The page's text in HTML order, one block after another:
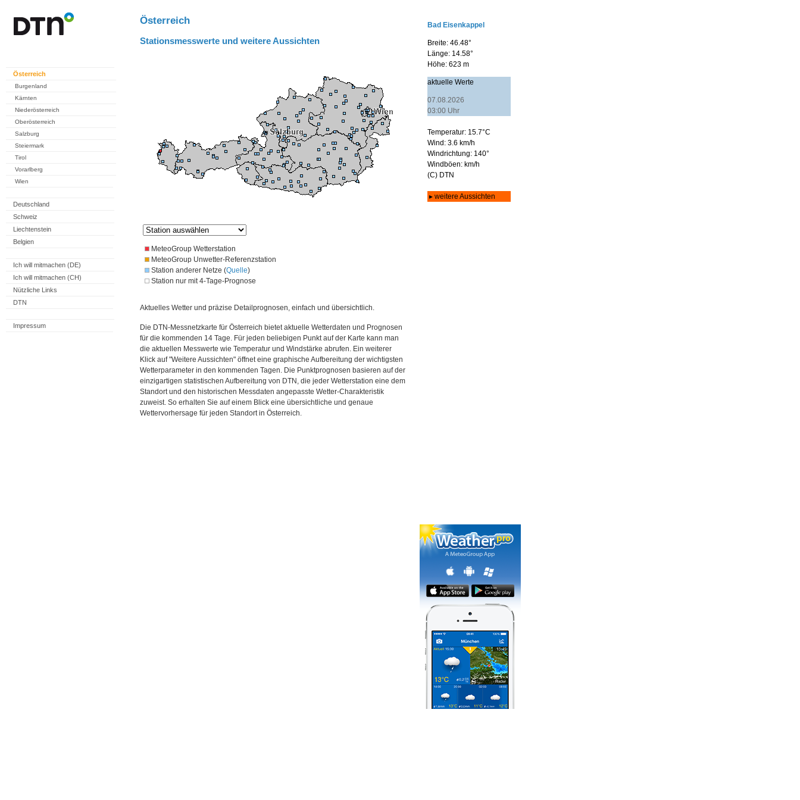
Österreich
Burgenland
Kärnten
Niederösterreich
Oberösterreich
Salzburg
Steiermark
Tirol
Vorarlberg
Wien
Deutschland
Schweiz
Liechtenstein
Belgien
Ich will mitmachen (DE)
Ich will mitmachen (CH)
Nützliche Links
DTN
Impressum
Österreich
Stationsmesswerte und weitere Aussichten
MeteoGroup Wetterstation
MeteoGroup Unwetter-Referenzstation
Station anderer Netze (Quelle)
Station nur mit 4-Tage-Prognose
Aktuelles Wetter und präzise Detailprognosen, einfach und übersichtlich.
Die DTN-Messnetzkarte für Österreich bietet aktuelle Wetterdaten und Prognosen
für die kommenden 14 Tage. Für jeden beliebigen Punkt auf der Karte kann man
die aktuellen Messwerte wie Temperatur und Windstärke abrufen. Ein weiterer
Klick auf "Weitere Aussichten" öffnet eine graphische Aufbereitung der wichtigsten
Wetterparameter in den kommenden Tagen. Die Punktprognosen basieren auf der
einzigartigen statistischen Aufbereitung von DTN, die jeder Wetterstation eine dem
Standort und den historischen Messdaten angepasste Wetter-Charakteristik
zuweist. So erhalten Sie auf einem Blick eine übersichtliche und genaue
Wettervorhersage für jeden Standort in Österreich.